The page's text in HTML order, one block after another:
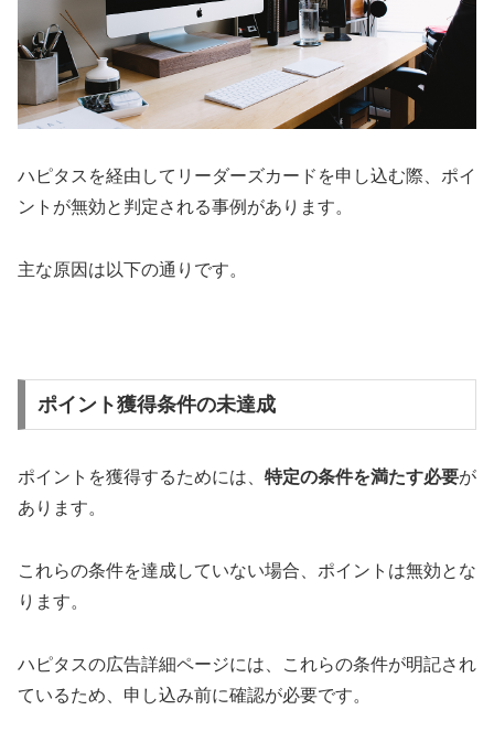
ハピタスを経由してリーダーズカードを申し込む際、ポイ
ントが無効と判定される事例があります。
主な原因は以下の通りです。
ポイント獲得条件の未達成
ポイントを獲得するためには、 特定の条件を満たす必要が
あります。
これらの条件を達成していない場合、ポイントは無効とな
ります。
ハピタスの広告詳細ページには、これらの条件が明記され
ているため、申し込み前に確認が必要です​​。